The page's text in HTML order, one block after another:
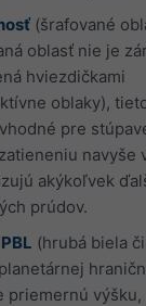
(šrafované
oblasť nie je
hviezdičkami
oblaky),
pre
navyše
akýkoľvek
prúdov.
(hrubá biela
priemernú výšku,